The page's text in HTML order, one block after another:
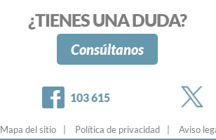
¿TIENES UNA DUDA?
Consúltanos
Facebook
103 615
Mapa del sitio Política de privacidad Aviso